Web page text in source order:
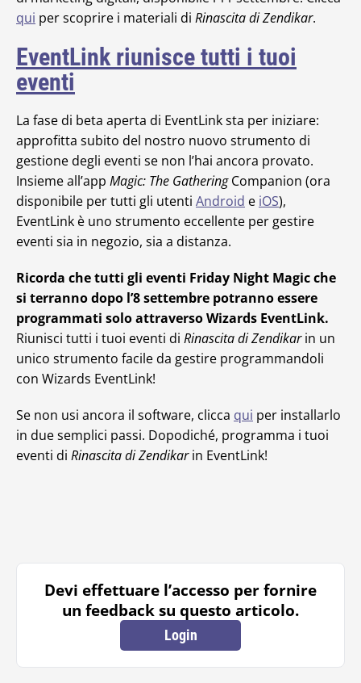
qui per scoprire i materiali di Rinascita di Zendikar.
EventLink riunisce tutti i tuoi
eventi
La fase di beta aperta di EventLink sta per iniziare:
approfitta subito del nostro nuovo strumento di
gestione degli eventi se non l’hai ancora provato.
Insieme all’app Magic: The GatheringCompanion (ora
disponibile per tutti gli utenti Android e iOS),
EventLink è uno strumento eccellente per gestire
eventi sia in negozio, sia a distanza.
Ricorda che tutti gli eventi Friday Night Magic che
si terranno dopo l’8 settembre potranno essere
programmati solo attraverso Wizards EventLink.
Riunisci tutti i tuoi eventi di Rinascita di Zendikarin un
unico strumento facile da gestire programmandoli
con Wizards EventLink!
Se non usi ancora il software, clicca qui per installarlo
in due semplici passi. Dopodiché, programma i tuoi
eventi di Rinascita di Zendikarin EventLink!
Devi effettuare l’accesso per fornire
un feedback su questo articolo.
Login